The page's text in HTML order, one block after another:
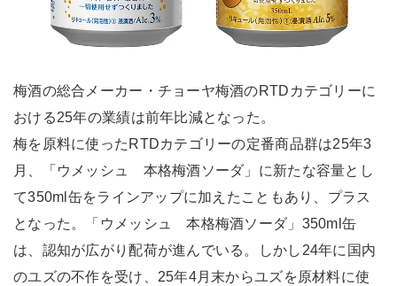
梅酒の総合メーカー・チョーヤ梅酒のRTDカテゴリーに
おける25年の業績は前年比減となった。
梅を原料に使ったRTDカテゴリーの定番商品群は25年3
月、「ウメッシュ 本格梅酒ソーダ」に新たな容量とし
て350ml缶をラインアップに加えたこともあり、プラス
となった。「ウメッシュ 本格梅酒ソーダ」350ml缶
は、認知が広がり配荷が進んでいる。しかし24年に国内
のユズの不作を受け、25年4月末からユズを原材料に使